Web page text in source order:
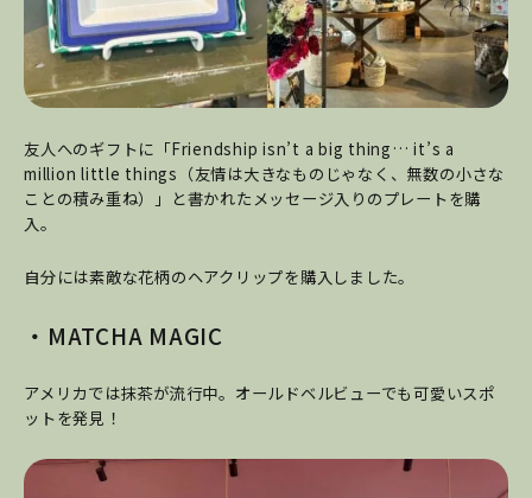
友人へのギフトに「Friendship isn’t a big thing… it’s a
million little things（友情は大きなものじゃなく、無数の小さな
ことの積み重ね）」と書かれたメッセージ入りのプレートを購
入。
自分には素敵な花柄のヘアクリップを購入しました。
・MATCHA MAGIC
アメリカでは抹茶が流行中。オールドベルビューでも可愛いスポ
ットを発見！